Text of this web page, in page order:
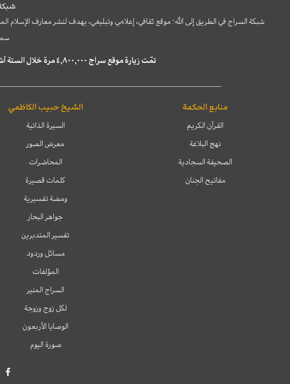
شبكة السراج في الطريق إلى الله؛ موقع ثقافي، إعلامي وتبليغي، يهدف لنشر معارف
تمّت زيارة موقع سراج ٤,٨٠٠,٠٠٠ مرة خلال الستة أشهر الماضية، كما ظهر في نتائج البحث في محركات البحث٢٢,٢٩٠,٠٠٠ مرّة.
منابع الحكمة
القرآن الكريم
نهج البلاغة
الصحيفة السجادية
مفاتيح الجنان
الشيخ حبيب الكاظمي
السيرة الذاتية
معرض الصور
المحاضرات
كلمات قصيرة
ومضة تفسيرية
جواهر البحار
تفسير المتدبرين
مسائل وردود
المؤلفات
السراج المنير
لكل زوج وزوجة
الوصايا الأربعون
صورة اليوم
c